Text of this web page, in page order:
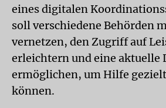
eines digitalen
soll verschiedene Behörden
vernetzen, den Zugriff auf
erleichtern und eine aktuelle
ermöglichen, um Hilfe
können.